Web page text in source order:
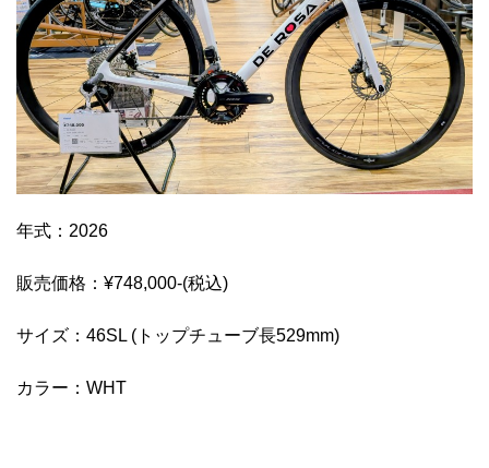
年式：2026
販売価格：¥748,000-(税込)
サイズ：46SL (トップチューブ長529mm)
カラー：WHT